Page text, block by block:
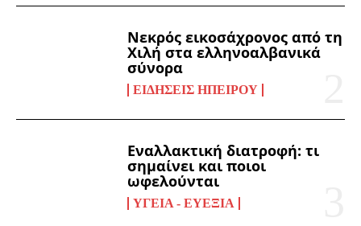
Νεκρός εικοσάχρονος από τη
Χιλή στα ελληνοαλβανικά
σύνορα
ΕΙΔΉΣΕΙΣ ΗΠΕΊΡΟΥ
Εναλλακτική διατροφή: τι
σημαίνει και ποιοι
ωφελούνται
ΥΓΕΊΑ - ΕΥΕΞΊΑ